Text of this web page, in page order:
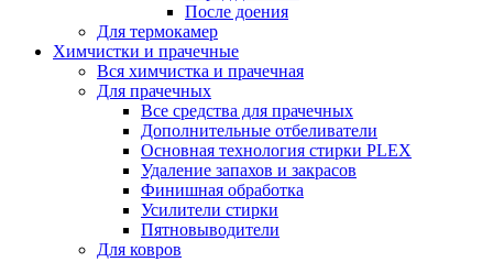
После доения
Для термокамер
Химчистки и прачечные
Вся химчистка и прачечная
Для прачечных
Все средства для прачечных
Дополнительные отбеливатели
Основная технология стирки PLEX
Удаление запахов и закрасов
Финишная обработка
Усилители стирки
Пятновыводители
Для ковров